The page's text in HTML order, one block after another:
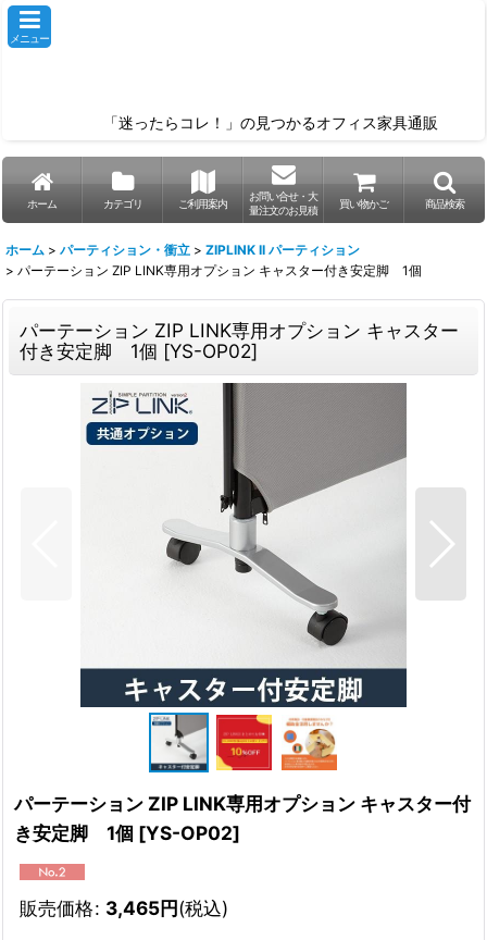
メニュー
「迷ったらコレ！」の見つかるオフィス家具通販
ホーム カテゴリ ご利用案内
お問い合せ・大
量注文のお見積
買い物かご 商品検索
ホーム > パーティション・衝立 > ZIPLINK II パーティション
> パーテーション ZIP LINK専用オプション キャスター付き安定脚 1個
パーテーション ZIP LINK専用オプション キャスター
付き安定脚 1個 [YS-OP02]
パーテーション ZIP LINK専用オプション キャスター付
き安定脚 1個 [YS-OP02]
販売価格: 3,465円(税込)